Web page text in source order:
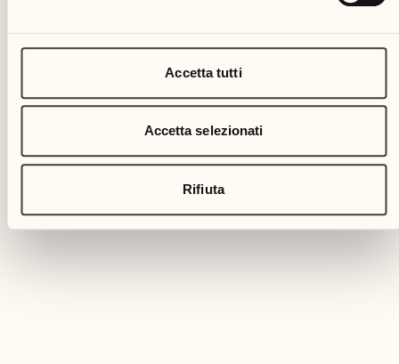
Accetta tutti
Accetta selezionati
Rifiuta
EVENTO CULINARIO
Il pranzo del weekend alla
Locanda Barbarossa